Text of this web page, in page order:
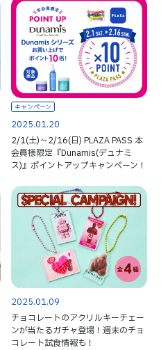
キャンペーン
2025.01.20
2/1(土)～2/16(日) PLAZA PASS 本
会員様限定『Dunamis(デュナミ
ス)』ポイントアップキャンペーン！
2025.01.09
チョコレートのアクリルキーチェー
ンが当たるガチャ登場！週末のチョ
コレート試食情報も！